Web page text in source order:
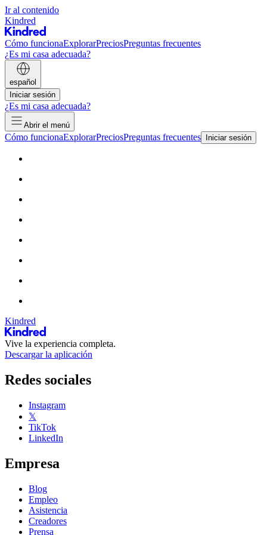
Ir al contenido
Kindred
Cómo funcionaExplorarPreciosPreguntas frecuentes
¿Es mi casa adecuada?
español
Iniciar sesión
¿Es mi casa adecuada?
Abrir el menú
Cómo funcionaExplorarPreciosPreguntas frecuentes Iniciar sesión
Kindred
Vive la experiencia completa.
Descargar la aplicación
Redes sociales
Instagram
𝕏
TikTok
LinkedIn
Empresa
Blog
Empleo
Asistencia
Creadores
Prensa